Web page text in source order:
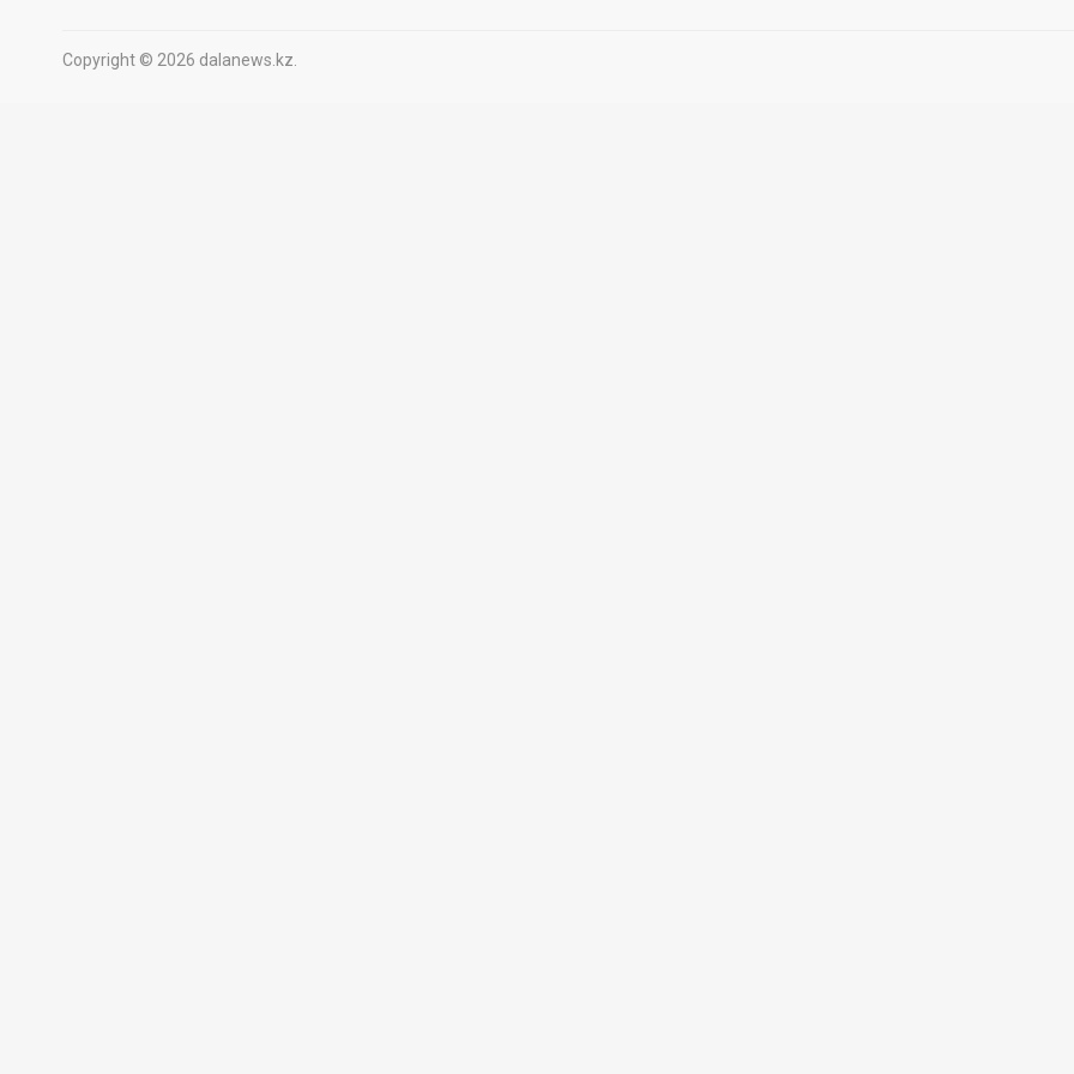
Copyright © 2026 dalanews.kz.